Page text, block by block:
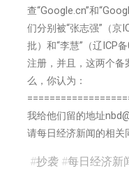
查“Google.cn”和
们分别被“张志强”（京
批）和“李慧”（辽ICP
注册，并且，这两个备
么，你认为：
我给他们留的地址
请每日经济新闻的相关
#抄袭 #每日经济新